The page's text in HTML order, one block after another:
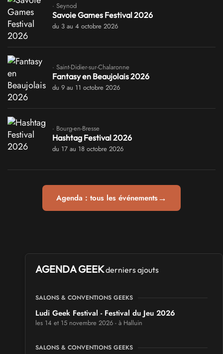
· Seynod
Savoie Games Festival 2026
du 3 au 4 octobre 2026
· Saint-Didier-sur-Chalaronne
Fantasy en Beaujolais 2026
du 9 au 11 octobre 2026
· Bourg-en-Bresse
Hashtag Festival 2026
du 17 au 18 octobre 2026
Agenda : tous les événements→
AGENDA GEEKderniers ajouts
SALONS & CONVENTIONS GEEKS
Ludi Geek Festival - Festival du Jeu 2026
les 14 et 15 novembre 2026 - à Halluin
SALONS & CONVENTIONS GEEKS